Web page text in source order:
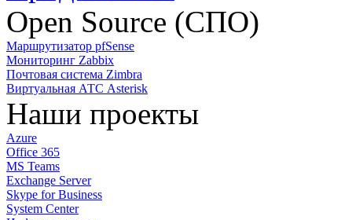
Open Source (СПО)
Маршрутизатор pfSense
Мониторинг Zabbix
Почтовая система Zimbra
Виртуальная АТС Asterisk
Наши проекты
Azure
Office 365
MS Teams
Exchange Server
Skype for Business
System Center